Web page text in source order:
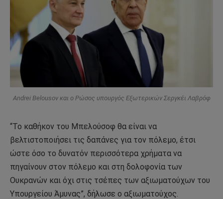
Andrei Belousov και ο Ρώσος υπουργός Εξωτερικών Σεργκέι Λαβρόφ
“Το καθήκον του Μπελούσοφ θα είναι να
βελτιστοποιήσει τις δαπάνες για τον πόλεμο, έτσι
ώστε όσο το δυνατόν περισσότερα χρήματα να
πηγαίνουν στον πόλεμο και στη δολοφονία των
Ουκρανών και όχι στις τσέπες των αξιωματούχων του
Υπουργείου Άμυνας”, δήλωσε ο αξιωματούχος.